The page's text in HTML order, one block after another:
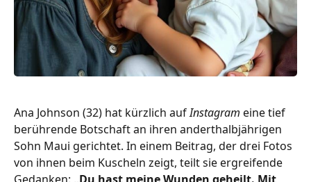
Ana Johnson (32) hat kürzlich aufInstagram eine tief
berührende Botschaft an ihren anderthalbjährigen
Sohn Maui gerichtet. In einem Beitrag, der drei Fotos
von ihnen beim Kuscheln zeigt, teilt sie ergreifende